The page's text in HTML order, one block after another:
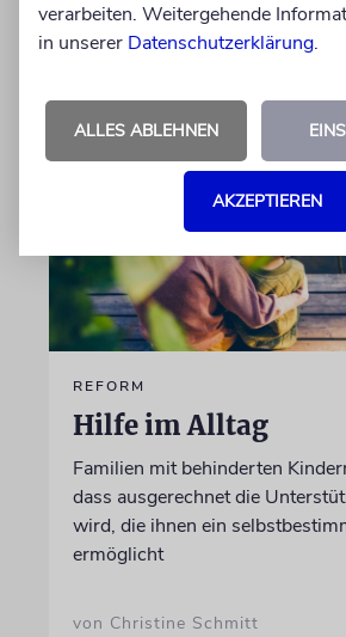
von Imanuel Marcus
REFORM
Hilfe im Alltag
Familien mit behinderten
dass ausgerechnet die
wird, die ihnen ein
ermöglicht
von Christine Schmitt
verarbeiten. Weitergehende
in unserer Datenschutzerklärung.
ALLES ABLEHNEN
AKZEPTIEREN